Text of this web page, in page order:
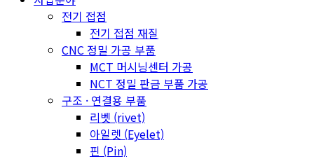
전기 접점
전기 접점 재질
CNC 정밀 가공 부품
MCT 머시닝센터 가공
NCT 정밀 판금 부품 가공
구조 · 연결용 부품
리벳 (rivet)
아일렛 (Eyelet)
핀 (Pin)